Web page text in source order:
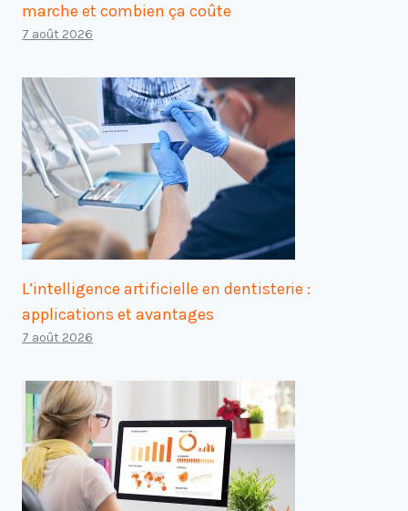
marche et combien ça coûte
7 août 2026
L’intelligence artificielle en dentisterie :
applications et avantages
7 août 2026